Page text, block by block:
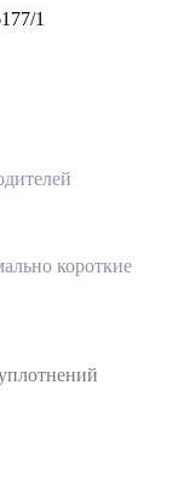
1
короткие